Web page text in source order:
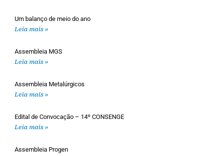
Um balanço de meio do ano
Leia mais »
Assembleia MGS
Leia mais »
Assembleia Metalúrgicos
Leia mais »
Edital de Convocação – 14º CONSENGE
Leia mais »
Assembleia Progen